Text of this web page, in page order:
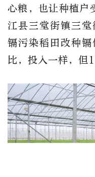
心粮，也让种植户
江县三堂街镇三
镉污染稻田改种
比，投入一样，但